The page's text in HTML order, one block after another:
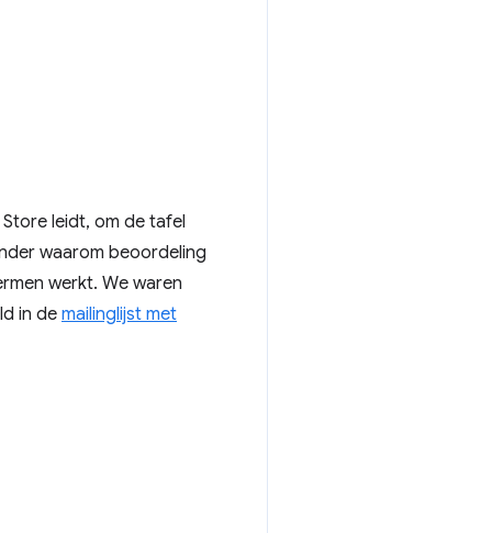
leidt, om de tafel
waarom beoordeling
werkt. We waren
in de mailinglijst met